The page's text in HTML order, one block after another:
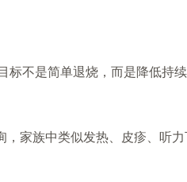
不是简单退烧，而是降低持
家族中类似发热、皮疹、听